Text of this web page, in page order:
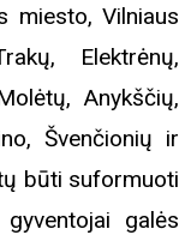
miesto, Vilniaus
Elektrėnų,
Anykščių,
Švenčionių ir
būti suformuoti
galės